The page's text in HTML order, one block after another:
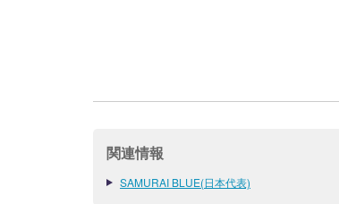
関連情報
SAMURAI BLUE(日本代表)